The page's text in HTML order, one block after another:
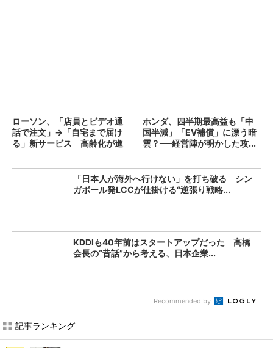
ローソン、「店員とビデオ通
話で注文」→「自宅まで届け
る」新サービス 高齢化が進
ホンダ、四半期最高益も「中
国半減」「EV補償」に漂う暗
雲？──経営陣が明かした攻...
「日本人が海外へ行けない」を打ち破る シン
ガポール発LCCが仕掛ける“逆張り戦略...
KDDIも40年前はスタートアップだった 高橋
会長の“昔話”から考える、日本企業...
Recommended by
記事ランキング